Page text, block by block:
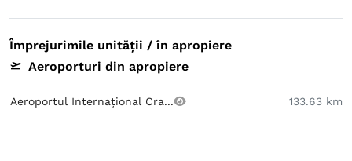
Împrejurimile unității / în apropiere
Aeroporturi din apropiere
Aeroportul Internațional Cra... 133.63 km